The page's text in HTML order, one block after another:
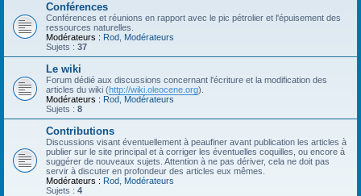
Conférences
Conférences et réunions en rapport avec le pic pétrolier et l'épuisement des
ressources naturelles.
Modérateurs : Rod Modérateurs
Sujets : 37
Le wiki
Forum dédié aux discussions concernant l'écriture et la modification des
articles du wiki (http://wiki.oleocene.org).
Modérateurs : Rod Modérateurs
Sujets : 8
Contributions
Discussions visant éventuellement à peaufiner avant publication les articles à
publier sur le site principal et à corriger les éventuelles coquilles, ou encore à
suggérer de nouveaux sujets. Attention à ne pas dériver, cela ne doit pas
servir à discuter en profondeur des articles eux mêmes.
Modérateurs : Rod Modérateurs
Sujets : 4